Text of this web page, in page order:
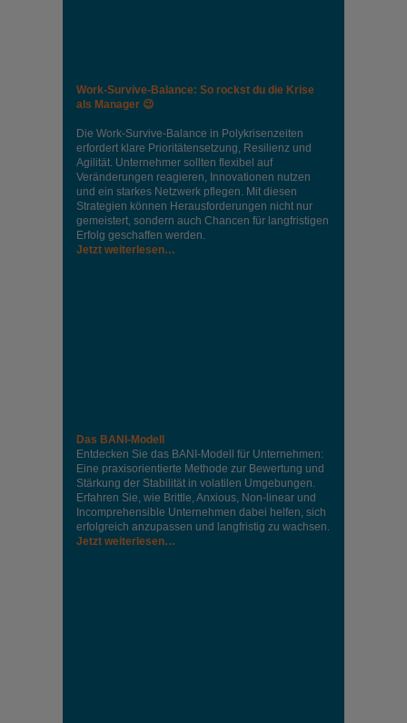
Work-Survive-Balance: So rockst du die Krise
als Manager 😉
Die Work-Survive-Balance in Polykrisenzeiten
erfordert klare Prioritätensetzung, Resilienz und
Agilität. Unternehmer sollten flexibel auf
Veränderungen reagieren, Innovationen nutzen
und ein starkes Netzwerk pflegen. Mit diesen
Strategien können Herausforderungen nicht nur
gemeistert, sondern auch Chancen für langfristigen
Erfolg geschaffen werden.
Jetzt weiterlesen…
Das BANI-Modell
Entdecken Sie das BANI-Modell für Unternehmen:
Eine praxisorientierte Methode zur Bewertung und
Stärkung der Stabilität in volatilen Umgebungen.
Erfahren Sie, wie Brittle, Anxious, Non-linear und
Incomprehensible Unternehmen dabei helfen, sich
erfolgreich anzupassen und langfristig zu wachsen.
Jetzt weiterlesen…